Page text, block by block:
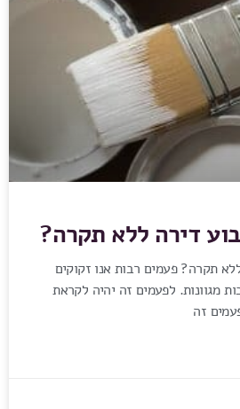
דירה ללא תקרה?
תקרה? פעמים רבות אנו זקוקים
מגוונות. לפעמים זה יהיה לקראת
זה